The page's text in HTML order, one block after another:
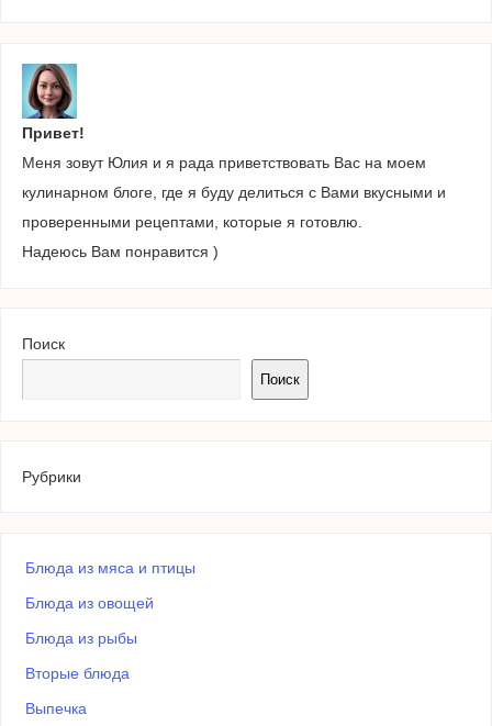
Привет!
Меня зовут Юлия и я рада приветствовать Вас на моем
кулинарном блоге, где я буду делиться с Вами вкусными и
проверенными рецептами, которые я готовлю.
Надеюсь Вам понравится )
Поиск
Поиск
Рубрики
Блюда из мяса и птицы
Блюда из овощей
Блюда из рыбы
Вторые блюда
Выпечка